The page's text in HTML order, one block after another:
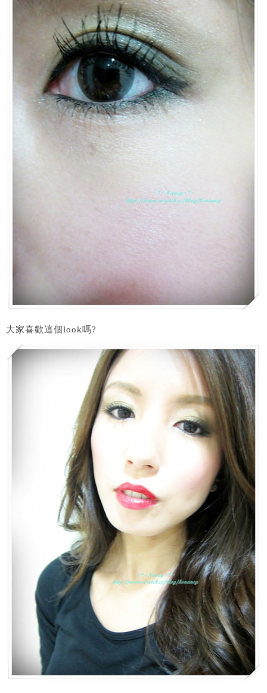
大家喜歡這個look嗎?